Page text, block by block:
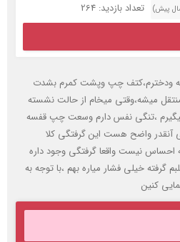
تعداد بازدید: 264
من ۲۵ سالمه ودخترم،کتف چپ وپشت کمرم بشدت
میخام از حالت نشسته
نفس دارم وسعت چپ قفسه
واضح هست این گرفتگی کلا
واقعا گرفتگی وجود داره
خیلی فشار میاره بهم ،با توجه به